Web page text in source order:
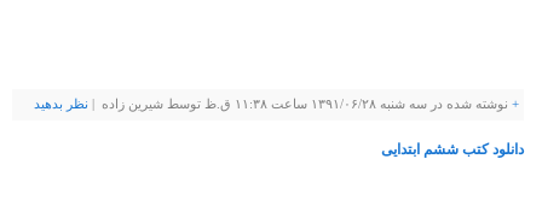
+ نوشته شده در سه شنبه ۱۳۹۱/۰۶/۲۸ ساعت ۱۱:۳۸ ق.ظ توسط شيرين زاده | نظر بدهيد
دانلود کتب ششم ابتدایی